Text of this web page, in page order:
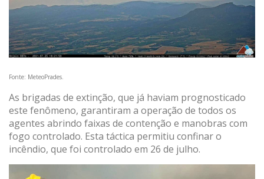
Fonte: MeteoPrades.
As brigadas de extinção, que já haviam prognosticado
este fenômeno, garantiram a operação de todos os
agentes abrindo faixas de contenção e manobras com
fogo controlado. Esta táctica permitiu confinar o
incêndio, que foi controlado em 26 de julho.